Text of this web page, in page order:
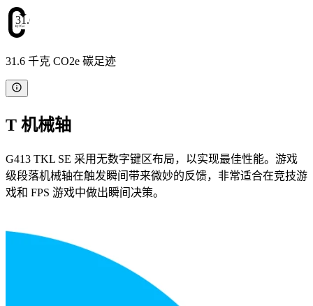
31.6
31.6 千克 CO2e 碳足迹
T 机械轴
G413 TKL SE 采用无数字键区布局，以实现最佳性能。游戏
级段落机械轴在触发瞬间带来微妙的反馈，非常适合在竞技游
戏和 FPS 游戏中做出瞬间决策。